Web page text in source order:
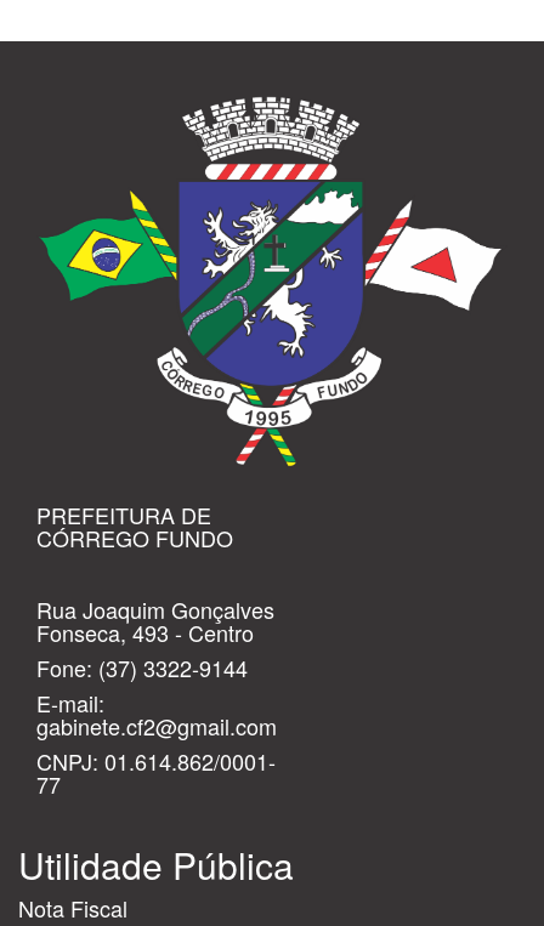
PREFEITURA DE
CÓRREGO FUNDO
Rua Joaquim Gonçalves
Fonseca, 493 - Centro
Fone: (37) 3322-9144
E-mail:
gabinete.cf2@gmail.com
CNPJ: 01.614.862/0001-
77
Utilidade Pública
Nota Fiscal